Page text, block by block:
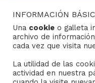
CONTACTO
Consejo General de
C/ San Gregorio 26.
(+34) 954 21 59 27
INFORMACIÓN
Una cookie o galleta
archivo de
cada vez que visita
La utilidad de las
actividad en nuestra